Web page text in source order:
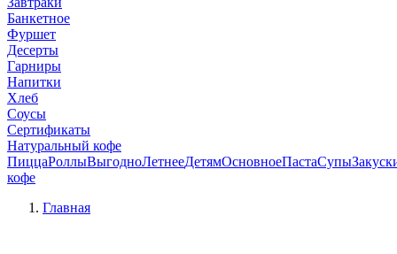
Банкетное
Фуршет
Десерты
Гарниры
Напитки
Хлеб
Соусы
Сертификаты
Натуральный кофе
ПиццаРоллыВыгодноЛетнееДетямОсновноеПастаСупы
кофе
Главная